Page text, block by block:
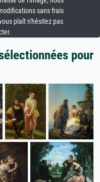
sans frais
plaît n'hésitez pas
pour